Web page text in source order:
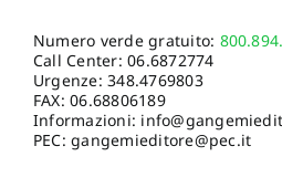
Numero verde gratuito:
Call Center:06.6872774
Urgenze:348.4769803
FAX: 06.68806189
Informazioni:
PEC: gangemieditore@pec.it